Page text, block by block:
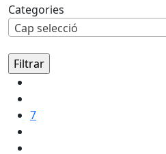
Categories
Cap selecció
7